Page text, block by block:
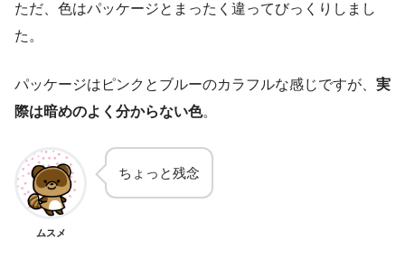
ただ、色はパッケージとまったく違ってびっくりしまし
た。
パッケージはピンクとブルーのカラフルな感じですが、 実
際は暗めのよく分からない色。
ムスメ
ちょっと残念